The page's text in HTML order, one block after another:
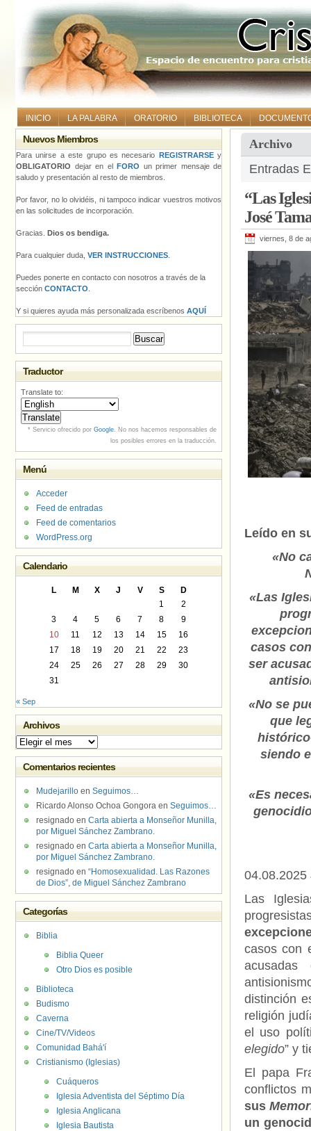
INICIO LA PALABRA ORATORIO BIBLIOTECA
Archivo
Entradas
“Las
José
viernes, 8 de
Leído en
«No
«Las
casos
ser
«No se
que
siendo
«Es
04.08.2025
Las
casos con
acusadas
distinción
religión
el uso
elegido” y
El papa
conflictos
sus
un
Nuevos Miembros
Para unirse a este grupo es necesario REGISTRARSEy
OBLIGATORIO dejar en el FORO un primer mensaje de
saludo y presentación al resto de miembros.
Por favor, no lo olvidéis, ni tampoco indicar vuestros motivos
en las solicitudes de incorporación.
Gracias. Dios os bendiga.
Para cualquier duda, VER INSTRUCCIONES
Puedes ponerte en contacto con nosotros a través de la
sección CONTACTO
Y si quieres ayuda más personalizada escríbenos AQUÍ
Traductor
Translate to:
* Servicio ofrecido por Google. No nos hacemos responsables de
los posibles errores en la traducción.
Menú
Acceder
Feed de entradas
Feed de comentarios
WordPress.org
Calendario
L M X J V S
D
1
2
3
4 5 6 7 8
9
10
11 12 13 14 15
16
17
18 19 20 21 22
23
24
25 26 27 28 29
30
31
« Sep
Archivos
Archivos
Comentarios recientes
Mudejarillo en Seguimos…
Ricardo Alonso Ochoa Gongora en Seguimos…
resignado en Carta abierta a Monseñor Munilla,
por Miguel Sánchez Zambrano.
resignado en Carta abierta a Monseñor Munilla,
por Miguel Sánchez Zambrano.
resignado en “Homosexualidad. Las Razones
de Dios”, de Miguel Sánchez Zambrano
Categorías
Biblia
Biblia Queer
Otro Dios es posible
Biblioteca
Budismo
Caverna
Cine/TV/Videos
Comunidad Bahá'í
Cristianismo (Iglesias)
Cuáqueros
Iglesia Adventista del Séptimo Día
Iglesia Anglicana
Iglesia Bautista